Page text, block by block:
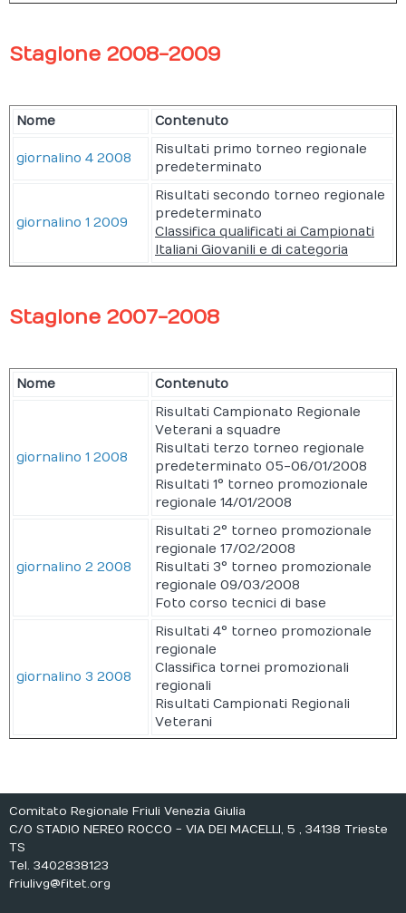
Stagione 2008-2009
Nome Contenuto
giornalino 4 2008
Risultati primo torneo regionale
predeterminato
giornalino 1 2009
Risultati secondo torneo regionale
predeterminato
Classifica qualificati ai Campionati
Italiani Giovanili e di categoria
Stagione 2007-2008
Nome Contenuto
giornalino 1 2008
Risultati Campionato Regionale
Veterani a squadre
Risultati terzo torneo regionale
predeterminato 05-06/01/2008
Risultati 1° torneo promozionale
regionale 14/01/2008
giornalino 2 2008
Risultati 2° torneo promozionale
regionale 17/02/2008
Risultati 3° torneo promozionale
regionale 09/03/2008
Foto corso tecnici di base
giornalino 3 2008
Risultati 4° torneo promozionale
regionale
Classifica tornei promozionali
regionali
Risultati Campionati Regionali
Veterani
Comitato Regionale Friuli Venezia Giulia
C/O STADIO NEREO ROCCO - VIA DEI MACELLI, 5 , 34138 Trieste
TS
Tel. 3402838123
friulivg@fitet.org